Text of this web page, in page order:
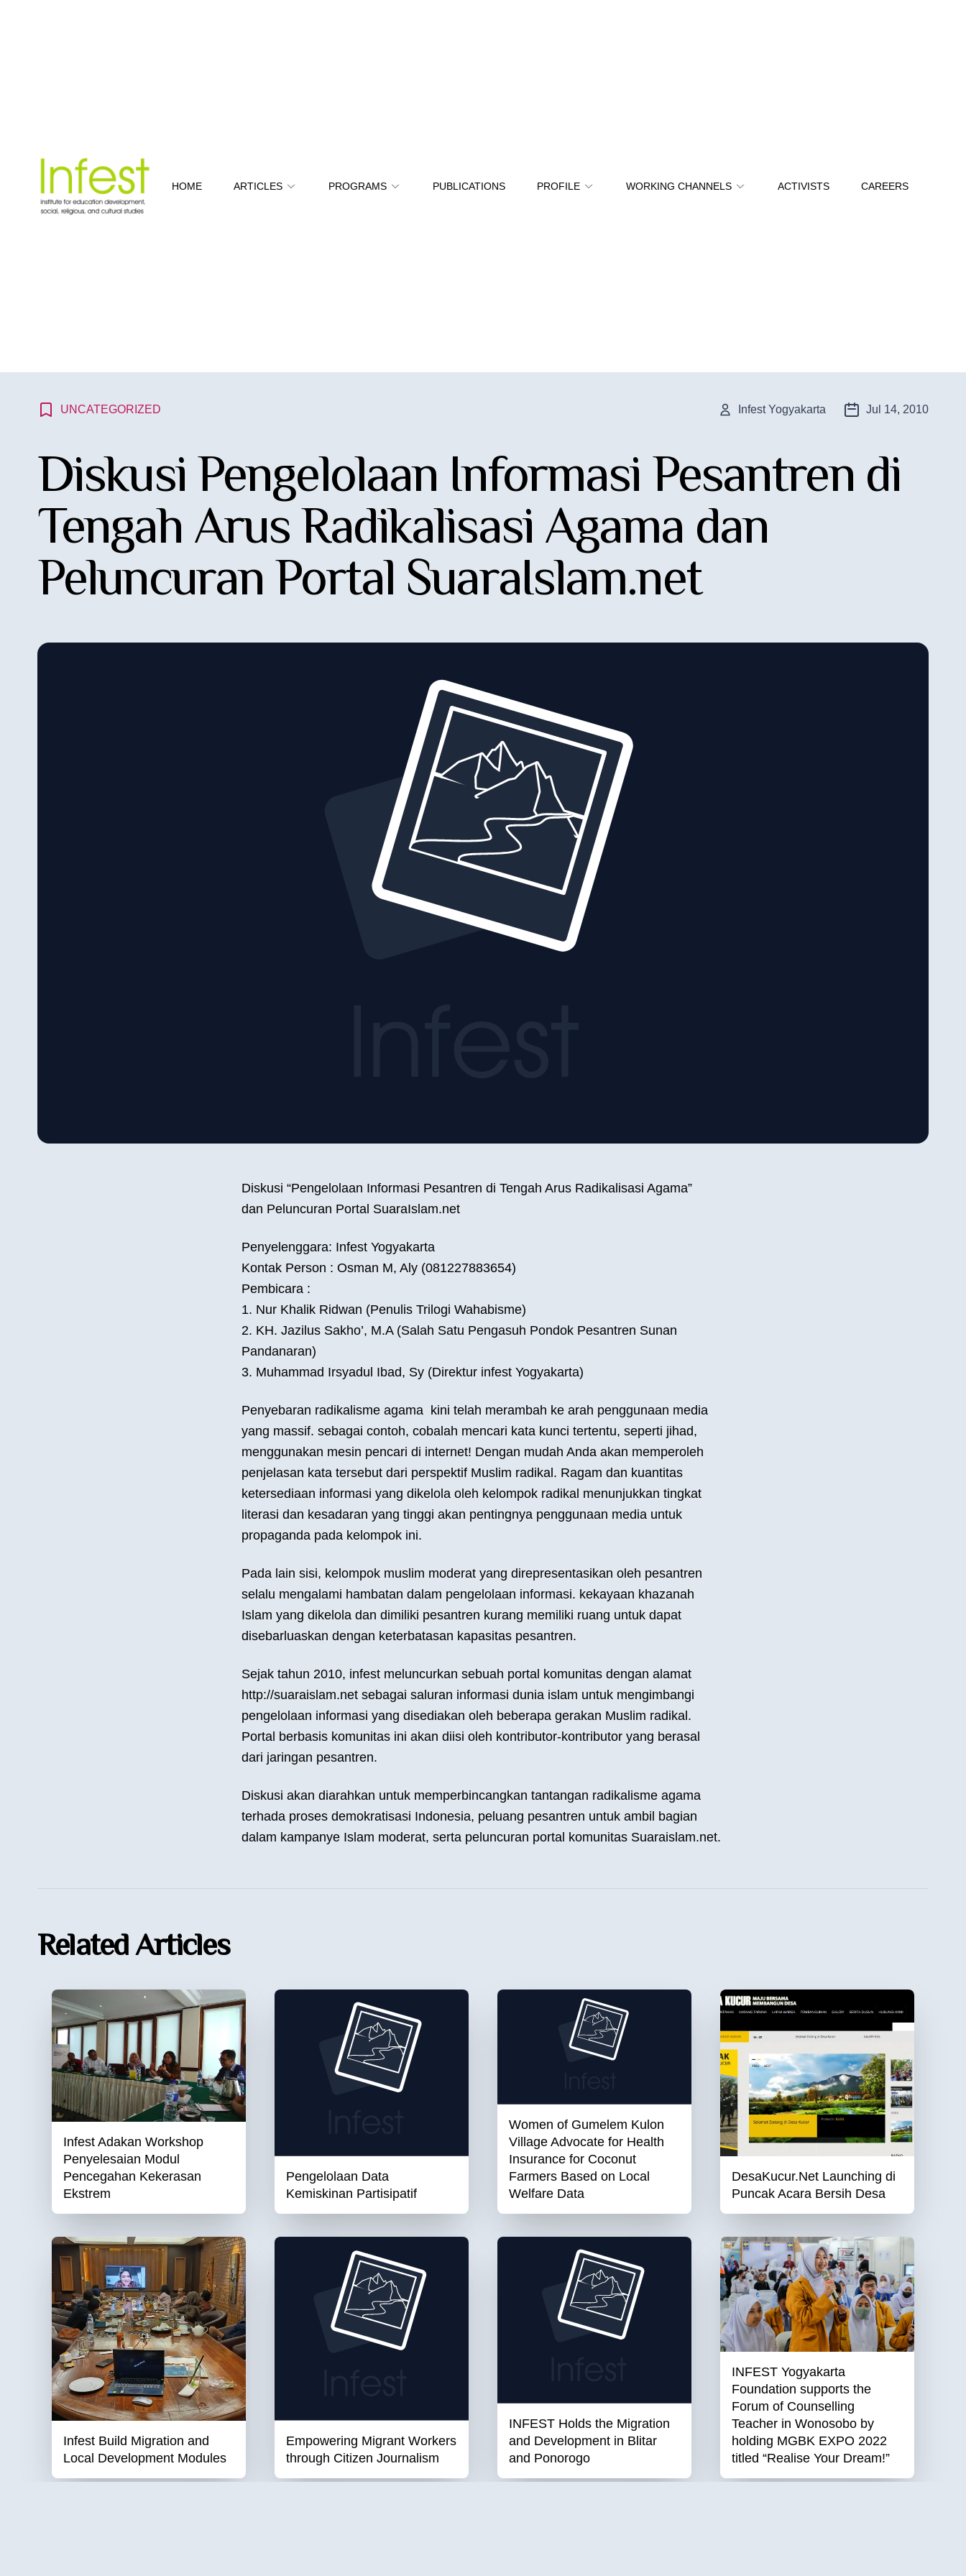
HOME ARTICLES PROGRAMS PUBLICATIONS PROFILE WORKING CHANNELS ACTIVISTS CAREERS
UNCATEGORIZED Infest Yogyakarta Jul 14, 2010
Diskusi Pengelolaan Informasi Pesantren di
Tengah Arus Radikalisasi Agama dan
Peluncuran Portal SuaraIslam.net
Diskusi “Pengelolaan Informasi Pesantren di Tengah Arus Radikalisasi Agama”
dan Peluncuran Portal SuaraIslam.net
Penyelenggara: Infest Yogyakarta
Kontak Person : Osman M, Aly (081227883654)
Pembicara :
1. Nur Khalik Ridwan (Penulis Trilogi Wahabisme)
2. KH. Jazilus Sakho’, M.A (Salah Satu Pengasuh Pondok Pesantren Sunan
Pandanaran)
3. Muhammad Irsyadul Ibad, Sy (Direktur infest Yogyakarta)
Penyebaran radikalisme agama kini telah merambah ke arah penggunaan media
yang massif. sebagai contoh, cobalah mencari kata kunci tertentu, seperti jihad,
menggunakan mesin pencari di internet! Dengan mudah Anda akan memperoleh
penjelasan kata tersebut dari perspektif Muslim radikal. Ragam dan kuantitas
ketersediaan informasi yang dikelola oleh kelompok radikal menunjukkan tingkat
literasi dan kesadaran yang tinggi akan pentingnya penggunaan media untuk
propaganda pada kelompok ini.
Pada lain sisi, kelompok muslim moderat yang direpresentasikan oleh pesantren
selalu mengalami hambatan dalam pengelolaan informasi. kekayaan khazanah
Islam yang dikelola dan dimiliki pesantren kurang memiliki ruang untuk dapat
disebarluaskan dengan keterbatasan kapasitas pesantren.
Sejak tahun 2010, infest meluncurkan sebuah portal komunitas dengan alamat
http://suaraislam.net sebagai saluran informasi dunia islam untuk mengimbangi
pengelolaan informasi yang disediakan oleh beberapa gerakan Muslim radikal.
Portal berbasis komunitas ini akan diisi oleh kontributor-kontributor yang berasal
dari jaringan pesantren.
Diskusi akan diarahkan untuk memperbincangkan tantangan radikalisme agama
terhada proses demokratisasi Indonesia, peluang pesantren untuk ambil bagian
dalam kampanye Islam moderat, serta peluncuran portal komunitas Suaraislam.net.
Related Articles
Infest Adakan Workshop
Penyelesaian Modul
Pencegahan Kekerasan
Ekstrem
Pengelolaan Data
Kemiskinan Partisipatif
Women of Gumelem Kulon
Village Advocate for Health
Insurance for Coconut
Farmers Based on Local
Welfare Data
DesaKucur.Net Launching di
Puncak Acara Bersih Desa
Infest Build Migration and
Local Development Modules
Empowering Migrant Workers
through Citizen Journalism
INFEST Holds the Migration
and Development in Blitar
and Ponorogo
INFEST Yogyakarta
Foundation supports the
Forum of Counselling
Teacher in Wonosobo by
holding MGBK EXPO 2022
titled “Realise Your Dream!”